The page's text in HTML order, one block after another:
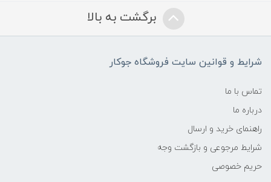
برگشت به بالا
شرایط و قوانین سایت فروشگاه جوکار
تماس با ما
درباره ما
راهنمای خرید و ارسال
شرایط مرجوعی و بازگشت وجه
حریم خصوصی